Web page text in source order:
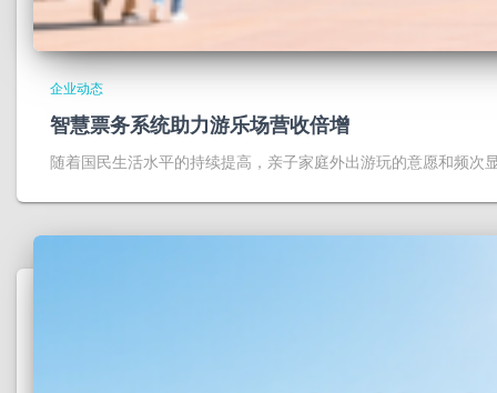
企业动态
智慧票务系统助力游乐场营收倍增
随着国民生活水平的持续提高，亲子家庭外出游玩的意愿和频次